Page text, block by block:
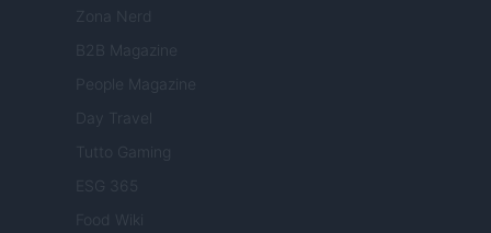
Zona Nerd
B2B Magazine
People Magazine
Day Travel
Tutto Gaming
ESG 365
Food Wiki